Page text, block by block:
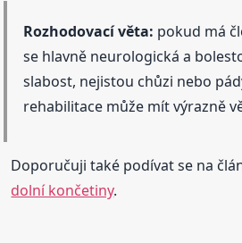
Rozhodovací věta: pokud má
se hlavně neurologická a
slabost, nejistou chůzi nebo
rehabilitace může mít výrazně
Doporučuji také podívat se na
dolní končetiny.